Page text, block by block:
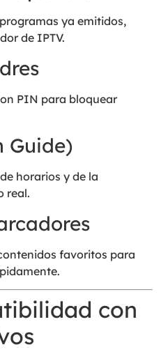
ya emitidos,
de IPTV.
PIN para bloquear
Guide)
horarios y de la
real.
favoritos para
con